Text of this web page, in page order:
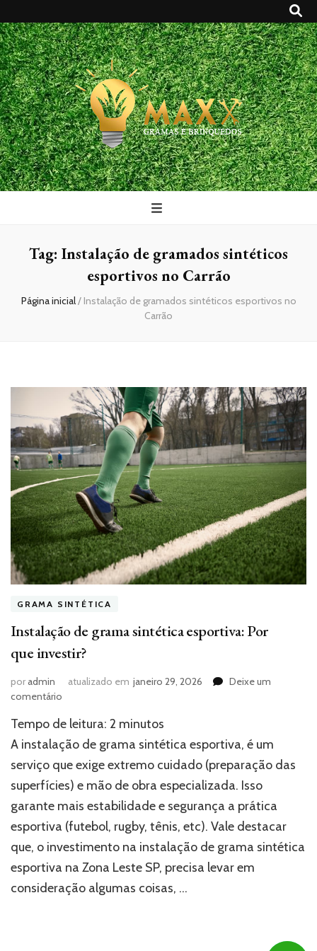
Maxx Gramas
Blog
Tag: Instalação de gramados sintéticos
esportivos no Carrão
Página inicial/ Instalação de gramados sintéticos esportivos no
Carrão
GRAMA SINTÉTICA
Instalação de grama sintética esportiva: Por
que investir?
poradmin atualizado em janeiro 29, 2026
Deixe um
comentário
de
grama
sintética
esportiva:
Por
que
investir?
Tempo de leitura: 2 minutos
A instalação de grama sintética esportiva, é um
serviço que exige extremo cuidado (preparação das
superfícies) e mão de obra especializada. Isso
garante mais estabilidade e segurança a prática
esportiva (futebol, rugby, tênis, etc). Vale destacar
que, o investimento na instalação de grama sintética
esportiva na Zona Leste SP, precisa levar em
consideração algumas coisas, …